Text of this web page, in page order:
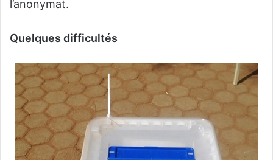
l’anonymat.
Quelques difficultés